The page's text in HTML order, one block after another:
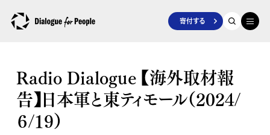
寄付する
Radio Dialogue 【海外取材報
告】日本軍と東ティモール（2024/
６/19）